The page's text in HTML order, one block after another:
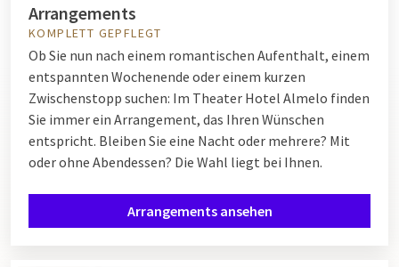
Arrangements
KOMPLETT GEPFLEGT
Ob Sie nun nach einem romantischen Aufenthalt, einem
entspannten Wochenende oder einem kurzen
Zwischenstopp suchen: Im Theater Hotel Almelo finden
Sie immer ein Arrangement, das Ihren Wünschen
entspricht. Bleiben Sie eine Nacht oder mehrere? Mit
oder ohne Abendessen? Die Wahl liegt bei Ihnen.
Arrangements ansehen